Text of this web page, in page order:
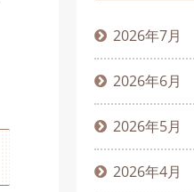
2026年7月
2026年6月
2026年5月
2026年4月